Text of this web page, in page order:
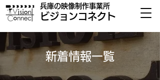
兵庫の​映像制作事業所
​ビジョンコネクト
​新着情報一覧